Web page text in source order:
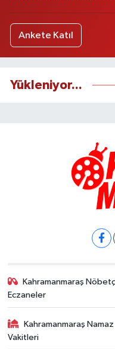
Ankete Katıl
Yükleniyor...
Kahramanmaraş
Eczaneler
Kahramanmaraş Namaz
Vakitleri